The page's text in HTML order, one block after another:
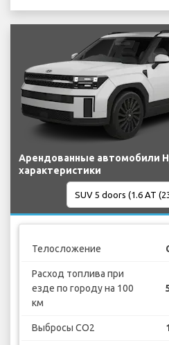
Арендованные автомобили
характеристики
Телосложение
Расход топлива при
езде по городу на 100
км
Выбросы CO2